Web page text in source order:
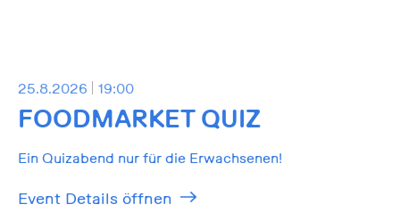
25.8.2026 19:00
FOODMARKET QUIZ
Ein Quizabend nur für die Erwachsenen!
Event Details öffnen